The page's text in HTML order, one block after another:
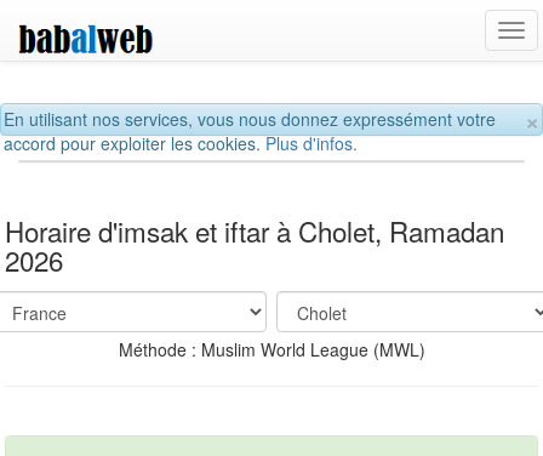
×
En utilisant nos services, vous nous donnez expressément votre
accord pour exploiter les cookies.Plus d'infos.
Horaire d'imsak et iftar à Cholet, Ramadan
2026
Méthode : Muslim World League (MWL)